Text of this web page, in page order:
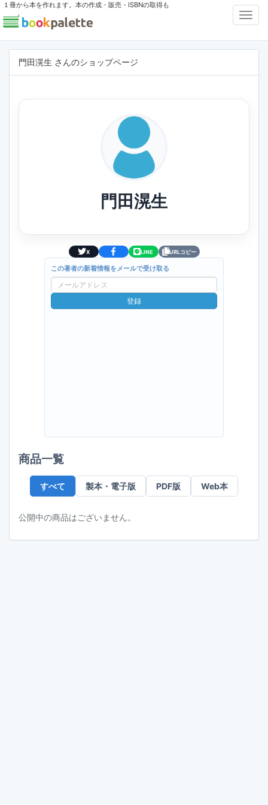
１冊から本を作れます。本の作成・販売・ISBNの取得も
門田滉生 さんのショップページ
門田滉生
X LINE URLコピー
この著者の新着情報をメールで受け取る
ー
ル
登録
商品一覧
すべて 製本・電子版 PDF版 Web本
公開中の商品はございません。